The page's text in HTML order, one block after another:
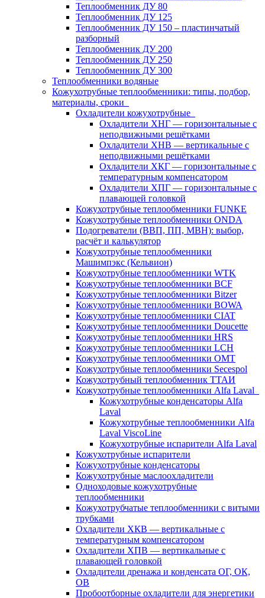
Теплообменник ДУ 80
Теплообменник ДУ 125
Теплообменник ДУ 150 – пластинчатый
разборный
Теплообменник ДУ 200
Теплообменник ДУ 250
Теплообменник ДУ 300
Теплообменники водяные
Кожухотрубные теплообменники: типы, подбор,
материалы, сроки
Охладители кожухотрубные
Охладители ХНГ — горизонтальные с
неподвижными решётками
Охладители ХНВ — вертикальные с
неподвижными решётками
Охладители ХКГ — горизонтальные с
температурным компенсатором
Охладители ХПГ — горизонтальные с
плавающей головкой
Кожухотрубные теплообменники FUNKE
Кожухотрубные теплообменники ONDA
Подогреватели (ВВП, ПП, МВН): выбор,
расчёт и калькулятор
Кожухотрубные теплообменники
Машимпэкс (Кельвион)
Кожухотрубные теплообменники WTK
Кожухотрубные теплообменники BCF
Кожухотрубные теплообменники Bitzer
Кожухотрубные теплообменники BOWA
Кожухотрубные теплообменники CIAT
Кожухотрубные теплообменники Doucette
Кожухотрубные теплообменники HRS
Кожухотрубные теплообменники LCH
Кожухотрубные теплообменники OMT
Кожухотрубные теплообменники Secespol
Кожухотрубный теплообменник ТТАИ
Кожухотрубные теплообменники Alfa Laval
Кожухотрубные конденсаторы Alfa
Laval
Кожухотрубные теплообменники Alfa
Laval ViscoLine
Кожухотрубные испарители Alfa Laval
Кожухотрубные испарители
Кожухотрубные конденсаторы
Кожухотрубные маслоохладители
Одноходовые кожухотрубные
теплообменники
Кожухотрубчатые теплообменники с витыми
трубками
Охладители ХКВ — вертикальные с
температурным компенсатором
Охладители ХПВ — вертикальные с
плавающей головкой
Охладители дренажа и конденсата ОГ, ОК,
ОВ
Пробоотборные охладители для энергетики